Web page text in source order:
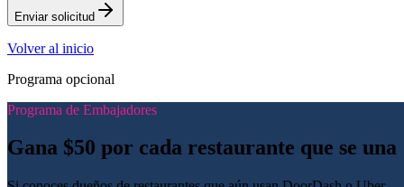
Enviar solicitud
Volver al inicio
Programa opcional
Programa de Embajadores
Gana $50 por cada restaurante que se una